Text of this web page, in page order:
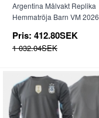
Argentina Målvakt Replika
Hemmatröja Barn VM 2026
Pris: 412.80SEK
1 032.04SEK